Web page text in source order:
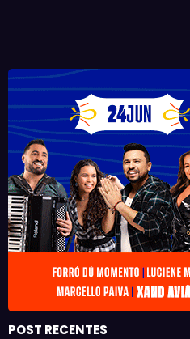
POST RECENTES